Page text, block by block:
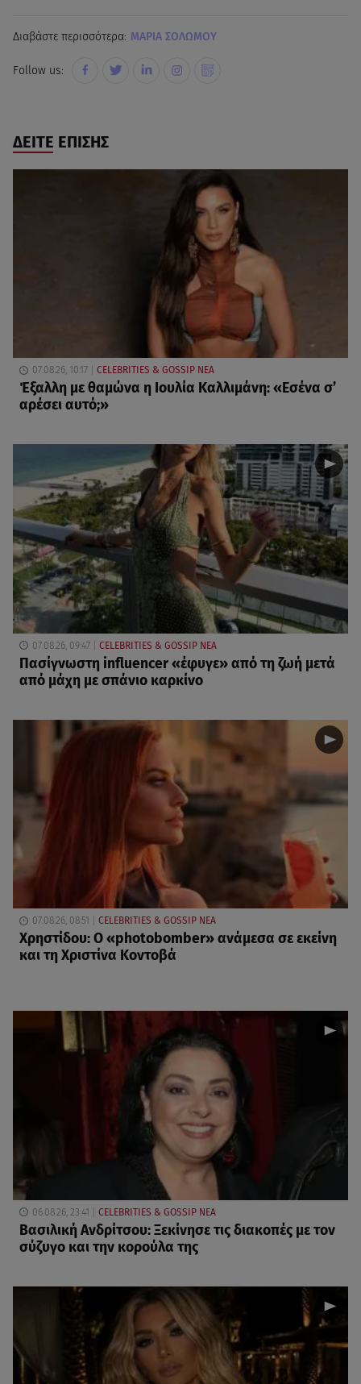
Διαβάστε περισσότερα: ΜΑΡΙΑ ΣΟΛΩΜΟΥ
Follow us:
ΔΕΙΤΕ ΕΠΙΣΗΣ
07.08.26, 10:17 CELEBRITIES & GOSSIP ΝΕΑ
Έξαλλη με θαμώνα η Ιουλία Καλλιμάνη: «Εσένα σ’
αρέσει αυτό;»
07.08.26, 09:47 CELEBRITIES & GOSSIP ΝΕΑ
Πασίγνωστη influencer «έφυγε» από τη ζωή μετά
από μάχη με σπάνιο καρκίνο
07.08.26, 08:51 CELEBRITIES & GOSSIP ΝΕΑ
Χρηστίδου: Ο «photobomber» ανάμεσα σε εκείνη
και τη Χριστίνα Κοντοβά
06.08.26, 23:41 CELEBRITIES & GOSSIP ΝΕΑ
Βασιλική Ανδρίτσου: Ξεκίνησε τις διακοπές με τον
σύζυγο και την κορούλα της